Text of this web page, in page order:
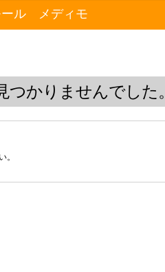
ール メディモ
かりませんでした。
。